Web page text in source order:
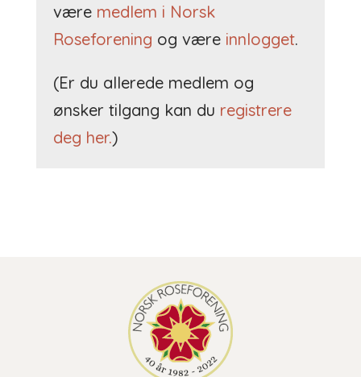
være medlem i Norsk
Roseforening og være innlogget.
(Er du allerede medlem og
ønsker tilgang kan du registrere
deg her.)